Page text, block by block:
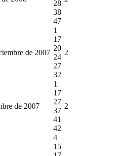
28
38
47
de 2007
1
17
20
24
27
32
2
de 2007
1
17
27
37
41
42
2
4
15